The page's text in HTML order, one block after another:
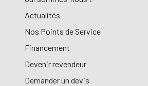
Actualités
Nos Points de Service
Financement
Devenir revendeur
Demander un devis